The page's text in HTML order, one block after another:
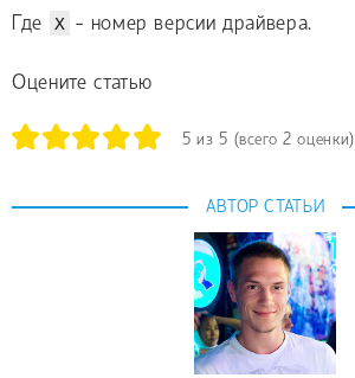
Где X - номер версии драйвера.
Оцените статью
5 из5 (всего2 оценки)
АВТОР СТАТЬИ